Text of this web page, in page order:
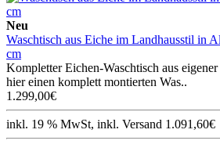
Neu
Waschtisch aus Eiche im Landhausstil in
cm
Kompletter Eichen-Waschtisch aus
hier einen komplett montierten Was..
1.299,00€
inkl. 19 % MwSt, inkl. Versand 1.091,60€